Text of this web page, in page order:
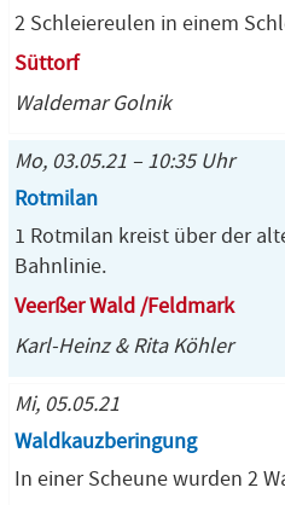
2 Schleiereulen in einem
Süttorf
Waldemar Golnik
Mo, 03.05.21 – 10:35 Uhr
Rotmilan
1 Rotmilan kreist über der
Bahnlinie.
Veerßer Wald /Feldmark
Karl-Heinz & Rita Köhler
Mi, 05.05.21
Waldkauzberingung
In einer Scheune wurden 2